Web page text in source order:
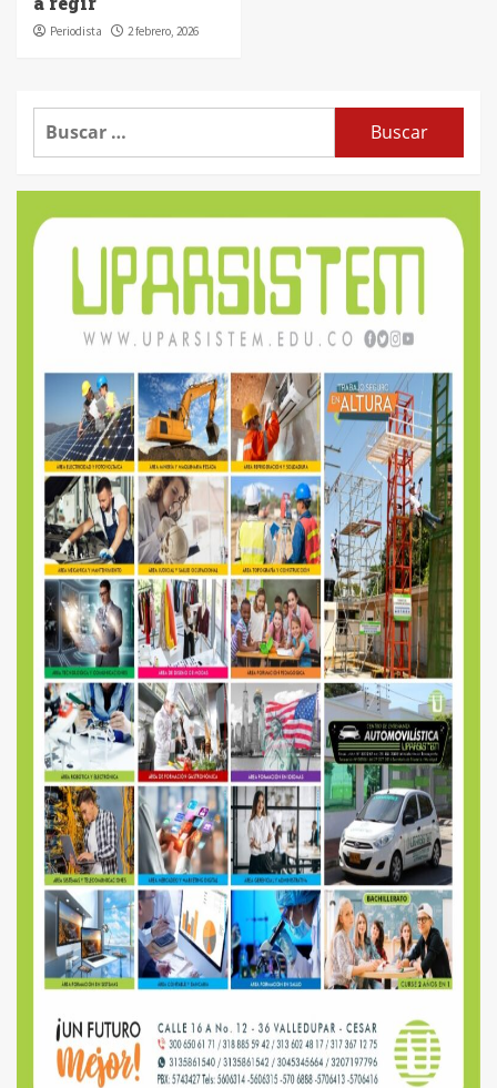
Periodista 2 febrero, 2026
Buscar: